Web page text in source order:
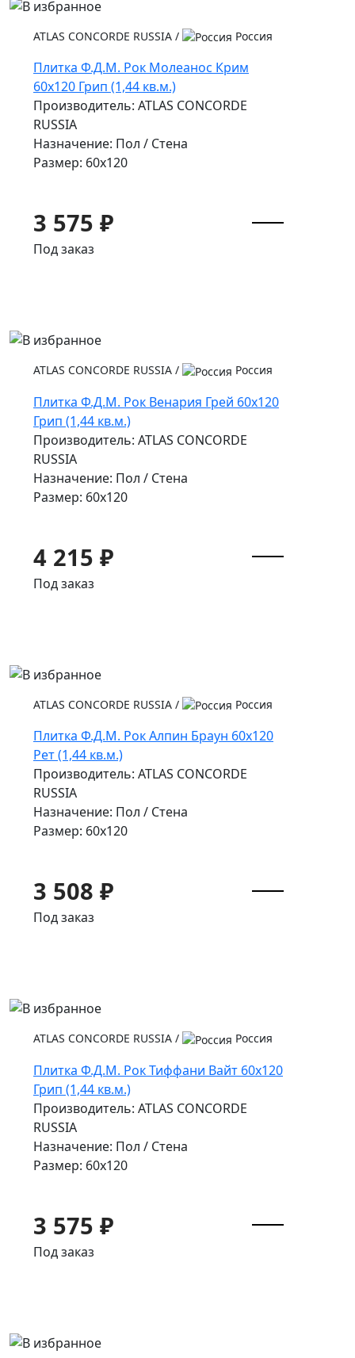
ATLAS CONCORDE RUSSIA / Россия
Плитка Ф.Д.М. Pок Молеанос Крим
60x120 Грип (1,44 кв.м.)
Производитель: ATLAS CONCORDE
RUSSIA
Назначение: Пол / Стена
Размер: 60x120
3 575 ₽
Под заказ
ATLAS CONCORDE RUSSIA / Россия
Плитка Ф.Д.М. Pок Венария Грей 60x120
Грип (1,44 кв.м.)
Производитель: ATLAS CONCORDE
RUSSIA
Назначение: Пол / Стена
Размер: 60x120
4 215 ₽
Под заказ
ATLAS CONCORDE RUSSIA / Россия
Плитка Ф.Д.М. Рок Алпин Браун 60x120
Рет (1,44 кв.м.)
Производитель: ATLAS CONCORDE
RUSSIA
Назначение: Пол / Стена
Размер: 60x120
3 508 ₽
Под заказ
ATLAS CONCORDE RUSSIA / Россия
Плитка Ф.Д.М. Pок Тиффани Вайт 60x120
Грип (1,44 кв.м.)
Производитель: ATLAS CONCORDE
RUSSIA
Назначение: Пол / Стена
Размер: 60x120
3 575 ₽
Под заказ